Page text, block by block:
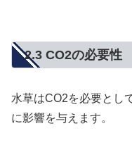
2.3 CO2の必要性
水草はCO2を必要とし
に影響を与えます。